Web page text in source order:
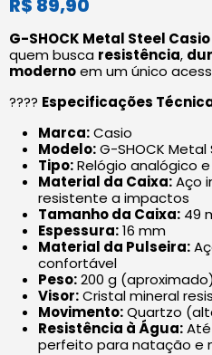
R$ 89,90
G-SHOCK Metal Steel Casio
quem busca resistência,
modernoem um único
???? Especificações
Marca:Casio
Modelo:G-SHOCK Metal
Tipo:Relógio analógico
Material da Caixa:Aço
resistente a impactos
Tamanho da Caixa: 49
Espessura:16 mm
Material da Pulseira:
confortável
Peso:200 g (aproximado)
Visor:Cristal mineral
Movimento:Quartzo
Resistência à Água:
perfeito para natação e